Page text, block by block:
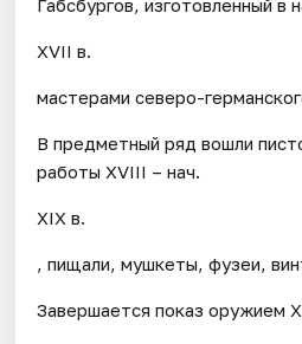
Габсбургов, изготовленный в
XVII в.
мастерами северо-
В предметный ряд вошли
работы XVIII – нач.
XIX в.
, пищали, мушкеты, фузеи,
Завершается показ оружием